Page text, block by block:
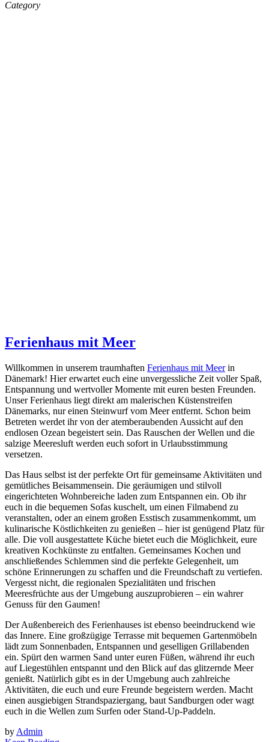
Category
Ferienhaus mit Meer
Willkommen in unserem traumhaften Ferienhaus mit Meerin
Dänemark! Hier erwartet euch eine unvergessliche Zeit voller Spaß,
Entspannung und wertvoller Momente mit euren besten Freunden.
Unser Ferienhaus liegt direkt am malerischen Küstenstreifen
Dänemarks, nur einen Steinwurf vom Meer entfernt. Schon beim
Betreten werdet ihr von der atemberaubenden Aussicht auf den
endlosen Ozean begeistert sein. Das Rauschen der Wellen und die
salzige Meeresluft werden euch sofort in Urlaubsstimmung
versetzen.
Das Haus selbst ist der perfekte Ort für gemeinsame Aktivitäten und
gemütliches Beisammensein. Die geräumigen und stilvoll
eingerichteten Wohnbereiche laden zum Entspannen ein. Ob ihr
euch in die bequemen Sofas kuschelt, um einen Filmabend zu
veranstalten, oder an einem großen Esstisch zusammenkommt, um
kulinarische Köstlichkeiten zu genießen – hier ist genügend Platz für
alle. Die voll ausgestattete Küche bietet euch die Möglichkeit, eure
kreativen Kochkünste zu entfalten. Gemeinsames Kochen und
anschließendes Schlemmen sind die perfekte Gelegenheit, um
schöne Erinnerungen zu schaffen und die Freundschaft zu vertiefen.
Vergesst nicht, die regionalen Spezialitäten und frischen
Meeresfrüchte aus der Umgebung auszuprobieren – ein wahrer
Genuss für den Gaumen!
Der Außenbereich des Ferienhauses ist ebenso beeindruckend wie
das Innere. Eine großzügige Terrasse mit bequemen Gartenmöbeln
lädt zum Sonnenbaden, Entspannen und geselligen Grillabenden
ein. Spürt den warmen Sand unter euren Füßen, während ihr euch
auf Liegestühlen entspannt und den Blick auf das glitzernde Meer
genießt. Natürlich gibt es in der Umgebung auch zahlreiche
Aktivitäten, die euch und eure Freunde begeistern werden. Macht
einen ausgiebigen Strandspaziergang, baut Sandburgen oder wagt
euch in die Wellen zum Surfen oder Stand-Up-Paddeln.
by Admin